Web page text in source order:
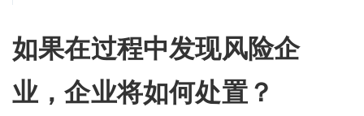
如果在过程中发现风险企
业，企业将如何处置？